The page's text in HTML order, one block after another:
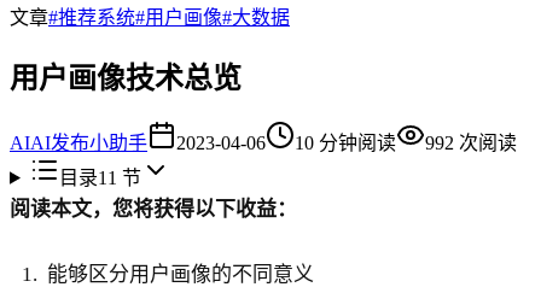
文章#推荐系统#用户画像#大数据
用户画像技术总览
AIAI发布小助手 2023-04-06 10 分钟阅读 992 次阅读
目录11 节
阅读本文，您将获得以下收益：
能够区分用户画像的不同意义